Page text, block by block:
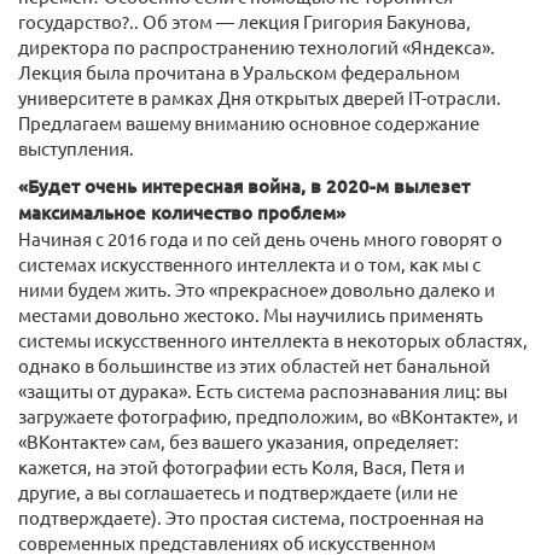
государство?.. Об этом — лекция Григория Бакунова,
директора по распространению технологий «Яндекса».
Лекция была прочитана в Уральском федеральном
университете в рамках Дня открытых дверей IT-отрасли.
Предлагаем вашему вниманию основное содержание
выступления.
«Будет очень интересная война, в 2020-м вылезет
максимальное количество проблем»
Начиная с 2016 года и по сей день очень много говорят о
системах искусственного интеллекта и о том, как мы с
ними будем жить. Это «прекрасное» довольно далеко и
местами довольно жестоко. Мы научились применять
системы искусственного интеллекта в некоторых областях,
однако в большинстве из этих областей нет банальной
«защиты от дурака». Есть система распознавания лиц: вы
загружаете фотографию, предположим, во «ВКонтакте», и
«ВКонтакте» сам, без вашего указания, определяет:
кажется, на этой фотографии есть Коля, Вася, Петя и
другие, а вы соглашаетесь и подтверждаете (или не
подтверждаете). Это простая система, построенная на
современных представлениях об искусственном